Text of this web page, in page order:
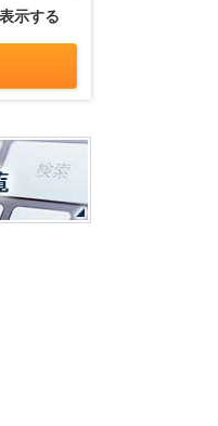
示する